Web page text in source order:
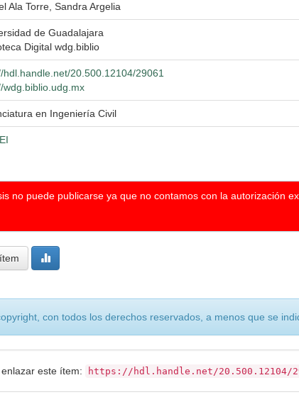
Ala Torre, Sandra Argelia
de Guadalajara
Digital wdg.biblio
hdl.handle.net/20.500.12104/29061
wdg.biblio.udg.mx
en Ingeniería Civil
no puede publicarse ya que no contamos con la autorización
con todos los derechos reservados, a menos que se
este ítem: https://hdl.handle.net/20.500.12104/